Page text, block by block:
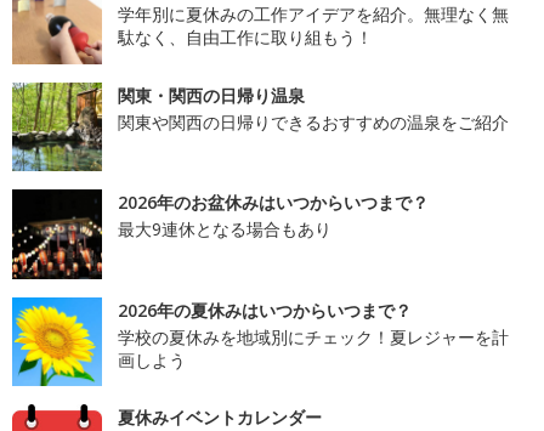
学年別に夏休みの工作アイデアを紹介。無理なく無
駄なく、自由工作に取り組もう！
関東・関西の日帰り温泉
関東や関西の日帰りできるおすすめの温泉をご紹介
2026年のお盆休みはいつからいつまで？
最大9連休となる場合もあり
2026年の夏休みはいつからいつまで？
学校の夏休みを地域別にチェック！夏レジャーを計
画しよう
夏休みイベントカレンダー